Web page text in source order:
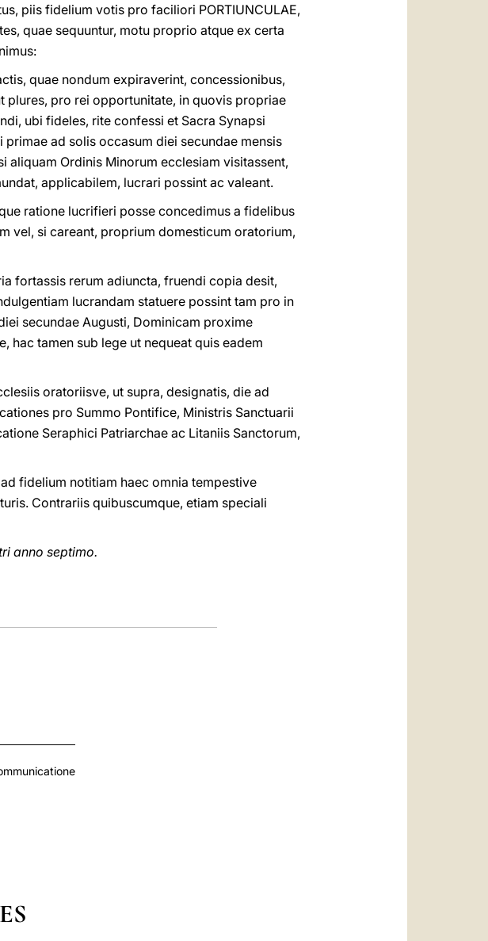
piis fidelium votis pro faciliori PORTIUNCULAE,
quae sequuntur, motu proprio atque ex certa
quae nondum expiraverint, concessionibus,
plures, pro rei opportunitate, in quovis propriae
ubi fideles, rite confessi et Sacra Synapsi
ad solis occasum diei secundae mensis
aliquam Ordinis Minorum ecclesiam visitassent,
applicabilem, lucrari possint ac valeant.
ratione lucrifieri posse concedimus a fidelibus
vel, si careant, proprium domesticum oratorium,
fortassis rerum adiuncta, fruendi copia desit,
lucrandam statuere possint tam pro in
secundae Augusti, Dominicam proxime
hac tamen sub lege ut nequeat quis eadem
oratoriisve, ut supra, designatis, die ad
pro Summo Pontifice, Ministris Sanctuarii
Seraphici Patriarchae ac Litaniis Sanctorum,
fidelium notitiam haec omnia tempestive
Contrariis quibuscumque, etiam speciali
anno septimo.